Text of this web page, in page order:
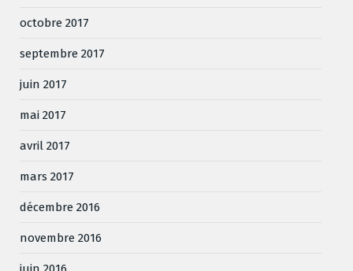
octobre 2017
septembre 2017
juin 2017
mai 2017
avril 2017
mars 2017
décembre 2016
novembre 2016